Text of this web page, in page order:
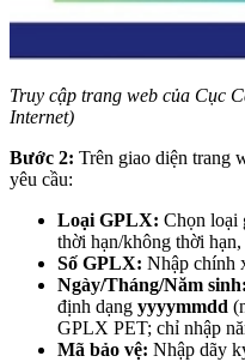
Truy cập trang web của Cục
Internet)
Bước 2: Trên giao diện trang
yêu cầu:
Loại GPLX: Chọn loại
thời hạn/không thời
Số GPLX: Nhập chính
Ngày/Tháng/Năm sinh:
định dạng yyyymmdd
GPLX PET; chỉ nhập
Mã bảo vệ: Nhập dãy